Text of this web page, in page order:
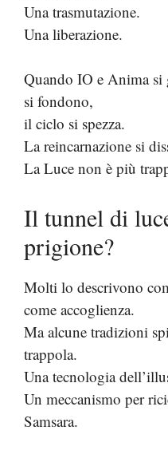
Una trasmutazione.
Una liberazione.
Quando IO e Anima si
si fondono,
il ciclo si spezza.
La reincarnazione si
La Luce non è più
Il tunnel di
prigione?
Molti lo descrivono
come accoglienza.
Ma alcune tradizioni
trappola.
Una tecnologia
Un meccanismo per
Samsara.